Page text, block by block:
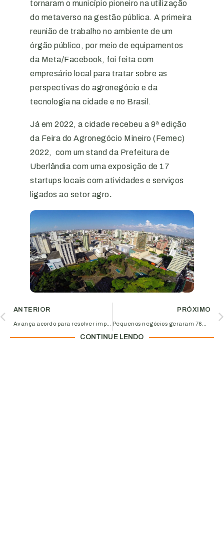
tornaram o município pioneiro na utilização
do metaverso na gestão pública. A primeira
reunião de trabalho no ambiente de um
órgão público, por meio de equipamentos
da Meta/Facebook, foi feita com
empresário local para tratar sobre as
perspectivas do agronegócio e da
tecnologia na cidade e no Brasil.
Já em 2022, a cidade recebeu a 9ª edição
da Feira do Agronegócio Mineiro (Femec)
2022, com um stand da Prefeitura de
Uberlândia com uma exposição de 17
startups locais com atividades e serviços
ligados ao setor agro.
ANTERIOR PRÓXIMO
CONTINUE LENDO